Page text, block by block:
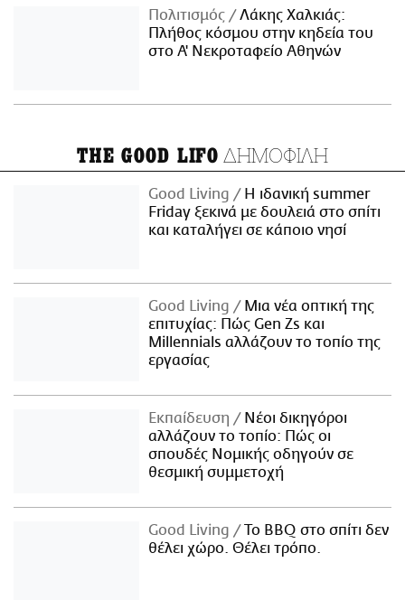
Πολιτισμός
Λάκης Χαλκιάς:
Πλήθος κόσμου στην κηδεία του
στο Α' Νεκροταφείο Αθηνών
THE GOOD LIFO ΔΗΜΟΦΙΛΗ
Good Living
Η ιδανική summer
Friday ξεκινά με δουλειά στο σπίτι
και καταλήγει σε κάποιο νησί
Good Living
Μια νέα οπτική της
επιτυχίας: Πώς Gen Zs και
Millennials αλλάζουν το τοπίο της
εργασίας
Εκπαίδευση
Νέοι δικηγόροι
αλλάζουν το τοπίο: Πώς οι
σπουδές Νομικής οδηγούν σε
θεσμική συμμετοχή
Good Living
Το BBQ στο σπίτι δεν
θέλει χώρο. Θέλει τρόπο.